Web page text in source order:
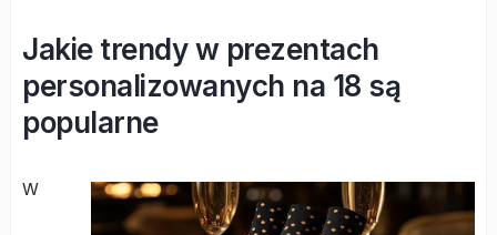
Jakie trendy w prezentach
personalizowanych na 18 są
popularne
W